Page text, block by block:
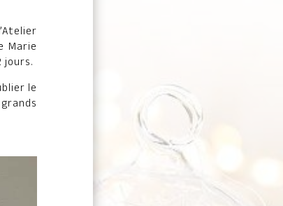
Marie
jours.
le